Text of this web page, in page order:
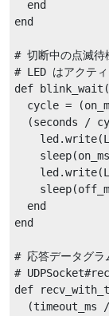
  end
end
# 切断中の点滅
# LED はアクテ
def
cycle =
(seconds /
  end
end
# 応答データグ
#
def
(timeout_ms